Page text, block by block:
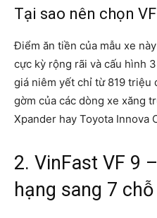
Tại sao nên chọn
Điểm ăn tiền của mẫu xe
cực kỳ rộng rãi và cấu hình
giá niêm yết chỉ từ 819 triệu
gờm của các dòng xe xăng
Xpander hay Toyota Innova
2. VinFast VF 9
hạng sang 7 chỗ